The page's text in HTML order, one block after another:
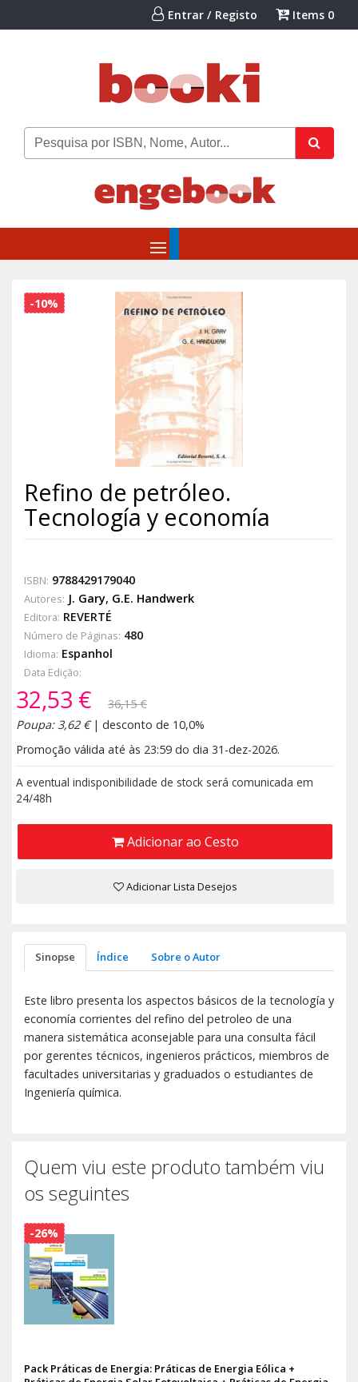
Entrar / Registo Items 0
-10%
Refino de petróleo.
Tecnología y economía
ISBN: 9788429179040
Autores: J. Gary, G.E. Handwerk
Editora: REVERTÉ
Número de Páginas: 480
Idioma: Espanhol
Data Edição:
32,53 €
36,15 €
Poupa: 3,62 €| desconto de 10,0%
Promoção válida até às 23:59 do dia 31-dez-2026.
A eventual indisponibilidade de stock será comunicada em
24/48h
Adicionar ao Cesto
Adicionar Lista Desejos
Sinopse Índice Sobre o Autor
Este libro presenta los aspectos básicos de la tecnología y
economía corrientes del refino del petroleo de una
manera sistemática aconsejable para una consulta fácil
por gerentes técnicos, ingenieros prácticos, miembros de
facultades universitarias y graduados o estudiantes de
Ingeniería química.
Quem viu este produto também viu
os seguintes
Pack Práticas de Energia: Práticas de Energia Eólica +
-26%